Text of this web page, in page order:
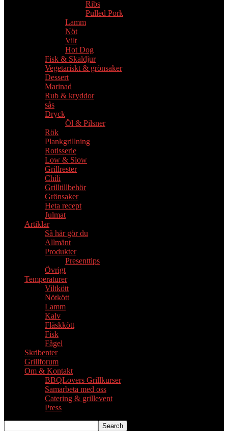
Ribs
Pulled Pork
Lamm
Nöt
Vilt
Hot Dog
Fisk & Skaldjur
Vegetariskt & grönsaker
Dessert
Marinad
Rub & kryddor
sås
Dryck
Öl & Pilsner
Rök
Plankgrillning
Rotisserie
Low & Slow
Grillrester
Chili
Grilltillbehör
Grönsaker
Heta recept
Julmat
Artiklar
Så här gör du
Allmänt
Produkter
Presenttips
Övrigt
Temperaturer
Viltkött
Nötkött
Lamm
Kalv
Fläskkött
Fisk
Fågel
Skribenter
Grillforum
Om & Kontakt
BBQLovers Grillkurser
Samarbeta med oss
Catering & grillevent
Press